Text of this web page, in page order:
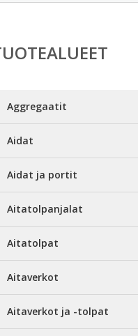
Aggregaatit
Aidat
Aidat ja portit
Aitatolpanjalat
Aitatolpat
Aitaverkot
Aitaverkot ja -tolpat